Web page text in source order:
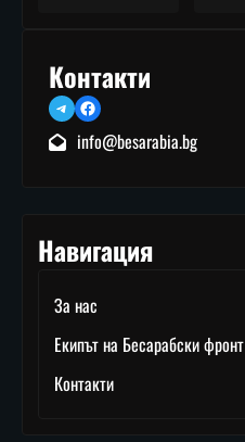
Контакти
TelegramFacebook
info@besarabia.bg
Навигация
За нас
Екипът на Бесарабски фронт
Контакти